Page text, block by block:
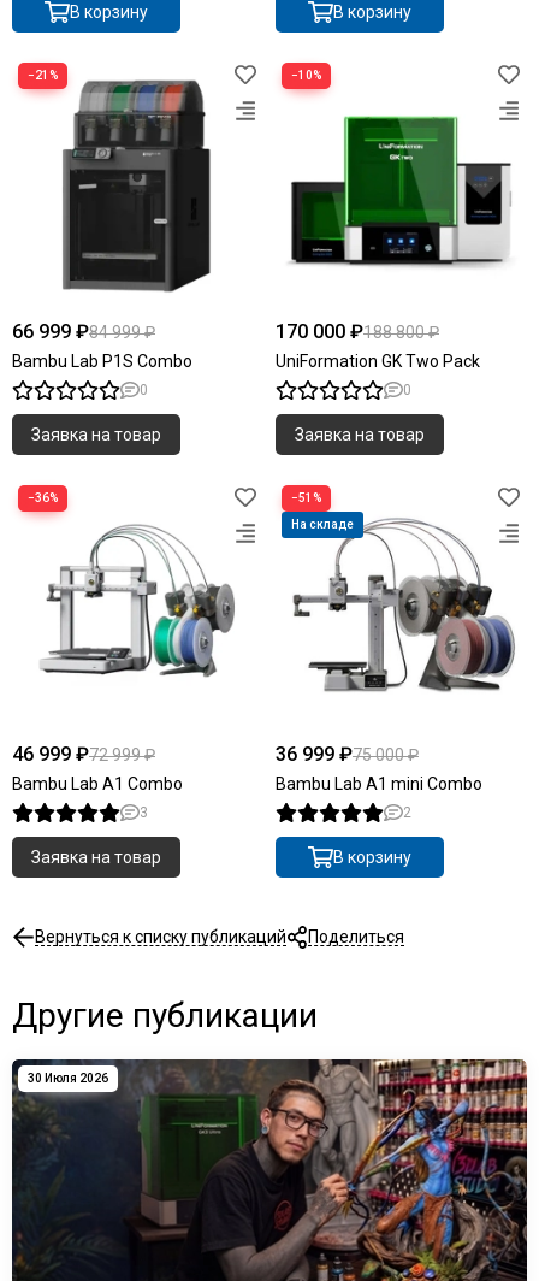
В корзину В корзину
−21%
66 999 ₽84 999 ₽
Bambu Lab P1S Combo
0
Заявка на товар
−10%
170 000 ₽188 800 ₽
UniFormation GK Two Pack
0
Заявка на товар
−36%
46 999 ₽72 999 ₽
Bambu Lab A1 Combo
3
Заявка на товар
−51%
На складе
36 999 ₽75 000 ₽
Bambu Lab A1 mini Combo
2
В корзину
Вернуться к списку публикаций Поделиться
Другие публикации
30 Июля 2026